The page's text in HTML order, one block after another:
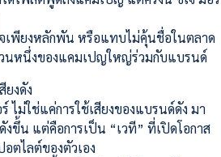
พียงหลักพัน หรือแทบไม่คุ้นชื่อในตลาด
นหนึ่งของแคมเปญใหญ่ร่วมกับแบรนด์
ยงดัง
ไม่ใช่แค่การใช้เสียงของแบรนด์ดัง มา
ขึ้น แต่คือการเป็น “เวที” ที่เปิดโอกาส
ตไลต์ของตัวเอง